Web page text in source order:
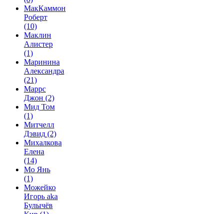
МакКаммон
Роберт
(10)
Маклин
Алистер
(1)
Маринина
Александра
(21)
Маррс
Джон (2)
Мид Том
(1)
Митчелл
Дэвид (2)
Михалкова
Елена
(14)
Мо Янь
(1)
Можейко
Игорь aka
Булычёв